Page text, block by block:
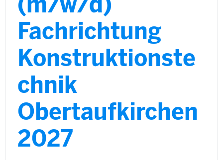
Fachrichtung
Konstruktionste
chnik
Obertaufkirchen
2027